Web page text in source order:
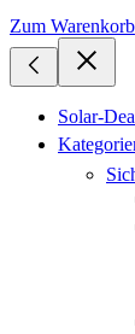
Zum Warenkorb
Solar-